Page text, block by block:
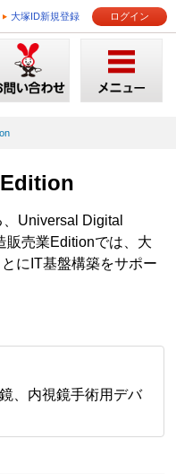
大塚ID新規登録 ログイン
Edition
Universal Digital
販売業Editionでは、大
にIT基盤構築をサポー
、内視鏡手術用デバ